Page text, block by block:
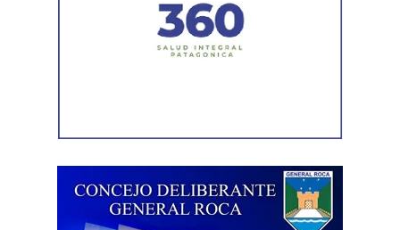
Durante el procedimiento, el personal encontró el teléfono
correspondiente para acreditar su propiedad. Además,
denunciado como robado
Posteriormente, el inmueble fue preservado para la